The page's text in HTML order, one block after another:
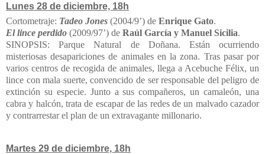
Lunes 28 de diciembre, 18h
Cortometraje: Tadeo Jones (2004/9’) de Enrique Gato.
El lince perdido (2009/97’) de Raúl García y Manuel Sicilia.
SINOPSIS: Parque Natural de Doñana. Están ocurriendo
misteriosas desapariciones de animales en la zona. Tras pasar por
varios centros de recogida de animales, llega a Acebuche Félix, un
lince con mala suerte, convencido de ser responsable del peligro de
extinción su especie. Junto a sus compañeros, un camaleón, una
cabra y halcón, trata de escapar de las redes de un malvado cazador
y contrarrestar el plan de un extravagante millonario.
Martes 29 de diciembre, 18h